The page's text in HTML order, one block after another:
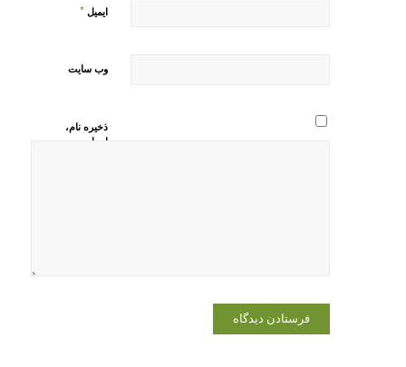
ایمیل *
وب‌ سایت
ذخیره نام،
ایمیل و